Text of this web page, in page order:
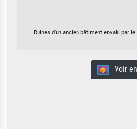
Ruines d'un ancien bâtiment envahi par
Voir